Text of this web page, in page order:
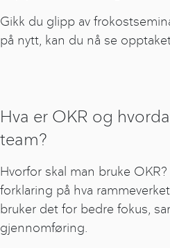
Gikk du glipp av
på nytt, kan du nå se
Hva er OKR og
team?
Hvorfor skal man bruke
forklaring på hva
bruker det for bedre fokus,
gjennomføring.